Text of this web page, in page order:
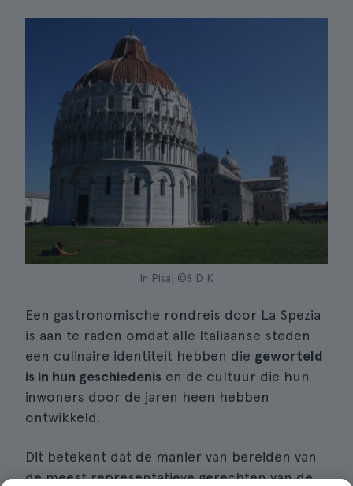
In Pisa| ©S D K
Een gastronomische rondreis door La Spezia
is aan te raden omdat alle Italiaanse steden
een culinaire identiteit hebben die geworteld
is in hun geschiedenis en de cultuur die hun
inwoners door de jaren heen hebben
ontwikkeld.
Dit betekent dat de manier van bereiden van
de meest representatieve gerechten van de